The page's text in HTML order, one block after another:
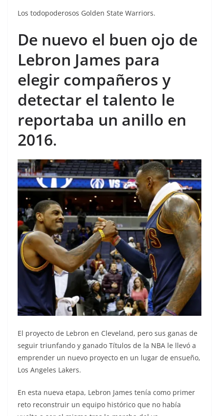
Los todopoderosos Golden State Warriors.
De nuevo el buen ojo de
Lebron James para
elegir compañeros y
detectar el talento le
reportaba un anillo en
2016.
El proyecto de Lebron en Cleveland, pero sus ganas de
seguir triunfando y ganado Títulos de la NBA le llevó a
emprender un nuevo proyecto en un lugar de ensueño,
Los Angeles Lakers.
En esta nueva etapa, Lebron James tenía como primer
reto reconstruir un equipo histórico que no había